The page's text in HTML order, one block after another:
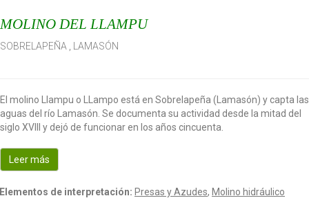
i
o
MOLINO DEL LLAMPU
SOBRELAPEÑA LAMASÓN
El molino Llampu o LLampo está en Sobrelapeña (Lamasón) y capta las
aguas del río Lamasón. Se documenta su actividad desde la mitad del
siglo XVIII y dejó de funcionar en los años cincuenta.
Leer más
Elementos de interpretación: Presas y Azudes, Molino hidráulico